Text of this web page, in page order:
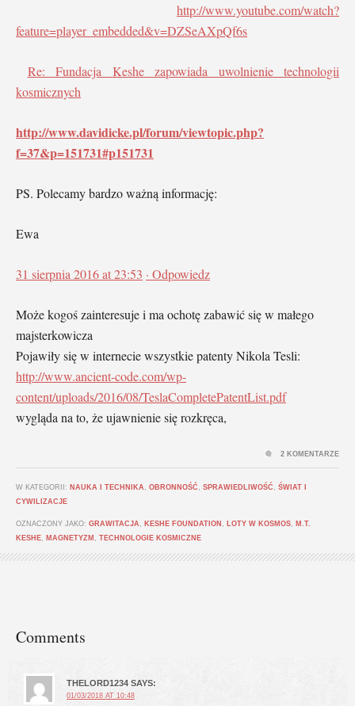
http://www.youtube.com/watch?
feature=player_embedded&v=DZSeAXpQf6s
Re: Fundacja Keshe zapowiada uwolnienie technologii
kosmicznych
http://www.davidicke.pl/forum/viewtopic.php?
f=37&p=151731#p151731
PS. Polecamy bardzo ważną informację:
Ewa
31 sierpnia 2016 at 23:53 · Odpowiedz
Może kogoś zainteresuje i ma ochotę zabawić się w małego
majsterkowicza
Pojawiły się w internecie wszystkie patenty Nikola Tesli:
http://www.ancient-code.com/wp-
content/uploads/2016/08/TeslaCompletePatentList.pdf
wygląda na to, że ujawnienie się rozkręca,
W KATEGORII: NAUKA I TECHNIKA OBRONNOŚĆ SPRAWIEDLIWOŚĆ
ŚWIAT I
CYWILIZACJE
OZNACZONY JAKO: GRAWITACJA KESHE FOUNDATION LOTY W KOSMOS
M.T.
KESHE
MAGNETYZM TECHNOLOGIE KOSMICZNE
2 KOMENTARZE
Comments
THELORD1234 SAYS:
01/03/2018 AT 10:48